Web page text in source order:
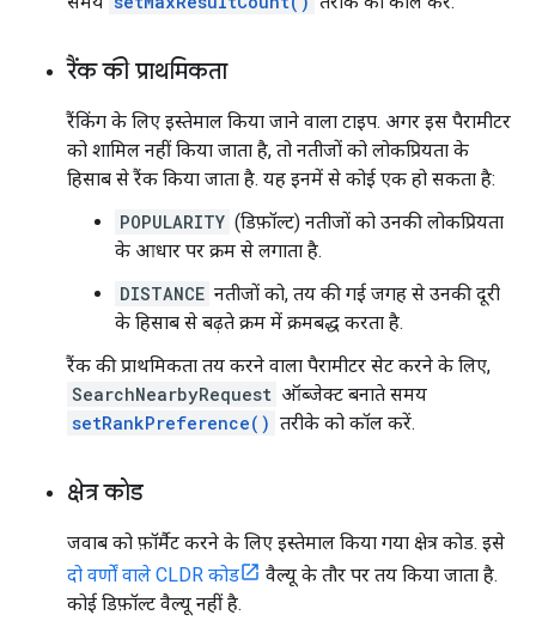
रैंक की प्राथमिकता
रैंकिंग के लिए इस्तेमाल किया जाने वाला टाइप. अगर इस पैरामीटर
को शामिल नहीं किया जाता है, तो नतीजों को लोकप्रियता के
हिसाब से रैंक किया जाता है. यह इनमें से कोई एक हो सकता है:
POPULARITY (डिफ़ॉल्ट) नतीजों को उनकी लोकप्रियता
के आधार पर क्रम से लगाता है.
DISTANCE नतीजों को, तय की गई जगह से उनकी दूरी
के हिसाब से बढ़ते क्रम में क्रमबद्ध करता है.
रैंक की प्राथमिकता तय करने वाला पैरामीटर सेट करने के लिए,
SearchNearbyRequest ऑब्जेक्ट बनाते समय
setRankPreference() तरीके को कॉल करें.
क्षेत्र कोड
जवाब को फ़ॉर्मैट करने के लिए इस्तेमाल किया गया क्षेत्र कोड. इसे
दो वर्णों वाले CLDR कोड
वैल्यू के तौर पर तय किया जाता है.
कोई डिफ़ॉल्ट वैल्यू नहीं है.